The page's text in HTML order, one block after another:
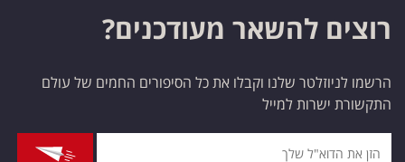
רוצים להשאר מעודכנים?
הרשמו לניוזלטר שלנו וקבלו את כל הסיפורים החמים של עולם
התקשורת ישרות למייל